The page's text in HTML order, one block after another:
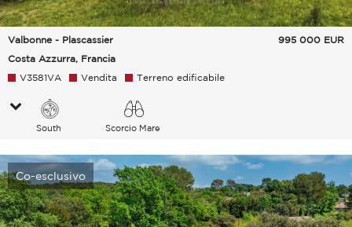
Valbonne - Plascassier
Costa Azzurra, Francia
995 000 EUR
V3581VA Vendita Terreno edificabile
South Scorcio Mare
Co-esclusivo